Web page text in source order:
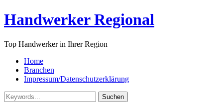
Handwerker Regional
Top Handwerker in Ihrer Region
Home
Branchen
Impressum/Datenschutzerklärung
Suchen